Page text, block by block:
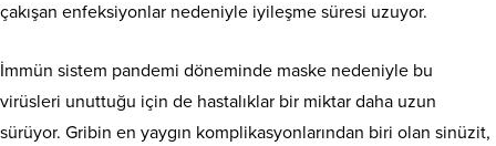
çakışan enfeksiyonlar nedeniyle iyileşme süresi uzuyor.
İmmün sistem pandemi döneminde maske nedeniyle bu
virüsleri unuttuğu için de hastalıklar bir miktar daha uzun
sürüyor. Gribin en yaygın komplikasyonlarından biri olan sinüzit,